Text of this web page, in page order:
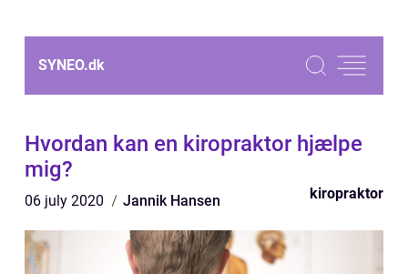
SYNEO.dk
Hvordan kan en kiropraktor hjælpe
mig?
06 july 2020 Jannik Hansen kiropraktor